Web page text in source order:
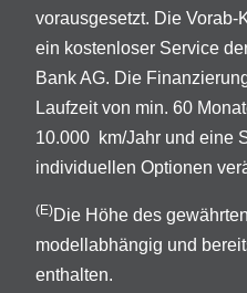
vorausgesetzt. Die
ein kostenloser Service
Bank AG. Die
Laufzeit von min. 60
10.000 km/Jahr und eine
individuellen Optionen
(E)Die Höhe des
modellabhängig und
enthalten.